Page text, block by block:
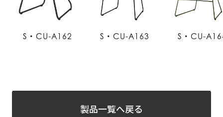
S・CU-A162 S・CU-A163 S・CU-
製品一覧へ戻る